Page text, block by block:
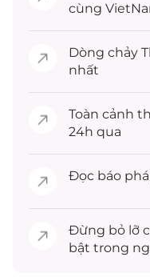
cùng
Dòng chảy
nhất
Toàn cảnh
24h qua
Đọc báo
Đừng bỏ lỡ
bật trong